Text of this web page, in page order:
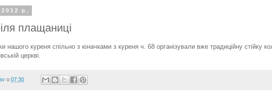
р.
плащаниці
нашого куреня спільно з юначками з куреня ч. 68 організували вже традиційну стійку
церкві.
о 07:30